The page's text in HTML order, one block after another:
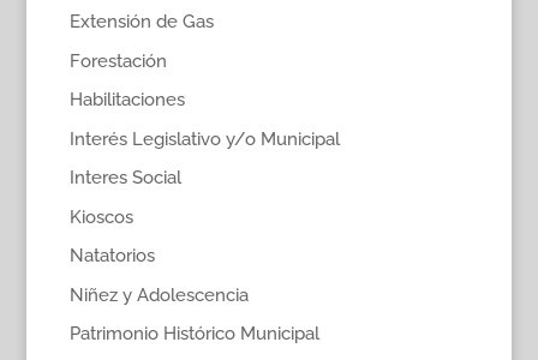
Extensión de Gas
Forestación
Habilitaciones
Interés Legislativo y/o Municipal
Interes Social
Kioscos
Natatorios
Niñez y Adolescencia
Patrimonio Histórico Municipal